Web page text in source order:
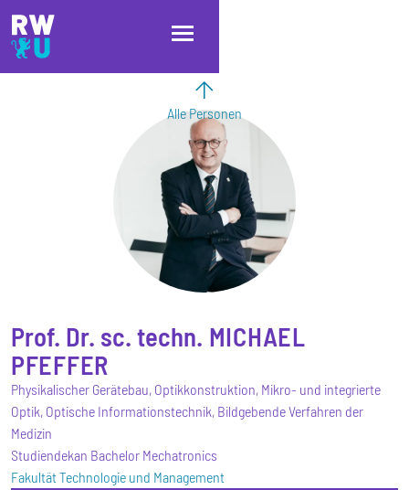
Direkt zum Inhalt
Direkt zur Hauptnavigation
Direkt zum Fußbereich
Alle Personen
Prof. Dr. sc. techn. MICHAEL
PFEFFER
Physikalischer Gerätebau, Optikkonstruktion, Mikro- und integrierte
Optik, Optische Informationstechnik, Bildgebende Verfahren der
Medizin
Studiendekan Bachelor Mechatronics
Fakultät Technologie und Management